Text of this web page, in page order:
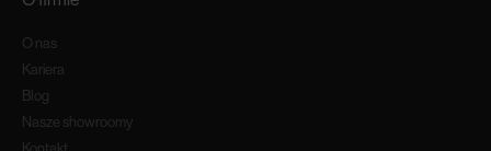
O nas
Kariera
Blog
Nasze showroomy